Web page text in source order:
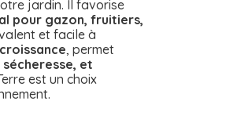
jardin. Il favorise
pour gazon, fruitiers,
et facile à
croissance, permet
et
est un choix